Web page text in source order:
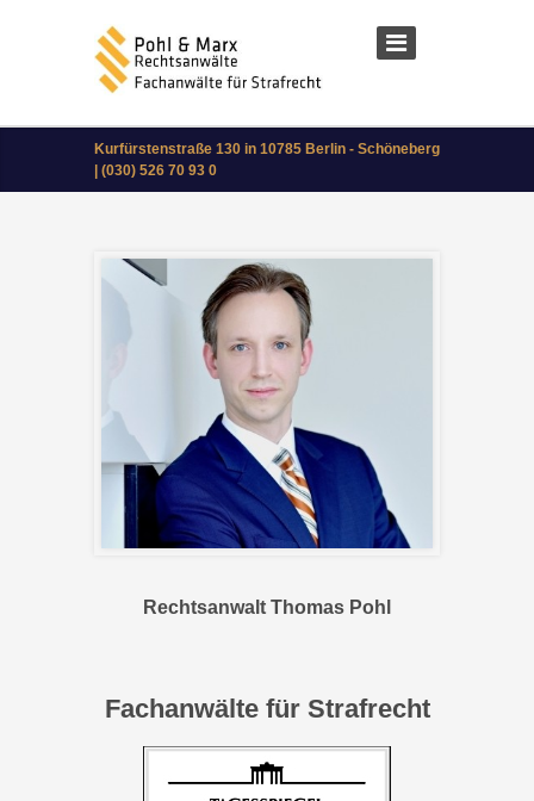
Kurfürstenstraße 130 in 10785 Berlin - Schöneberg
| (030) 526 70 93 0
Rechtsanwalt Thomas Pohl
Fachanwälte für Strafrecht